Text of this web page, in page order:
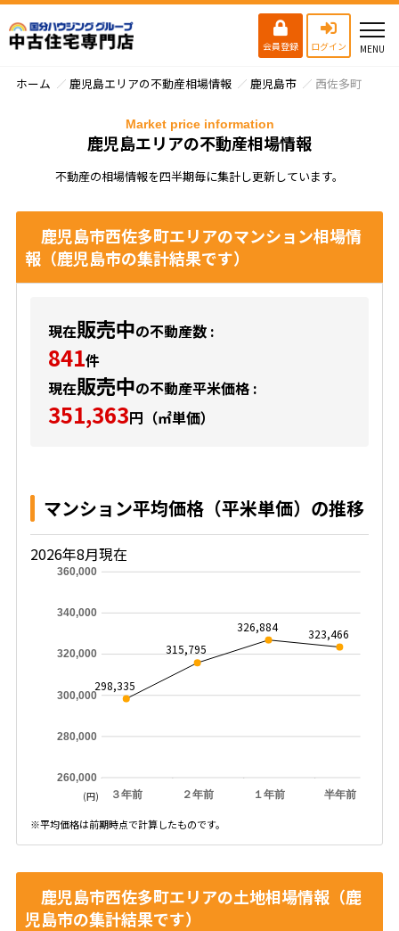
会員登録 ログイン
ホーム 鹿児島エリアの不動産相場情報 鹿児島市 西佐多町
鹿児島エリアの不動産相場情報
Market price information
不動産の相場情報を四半期毎に集計し更新しています。
鹿児島市西佐多町エリアのマンション相場情
報（鹿児島市の集計結果です）
現在販売中の不動産数 :
841件
現在販売中の不動産平米価格 :
351,363円（㎡単価）
マンション平均価格（平米単価）の推移
2026年8月現在
３年前 ２年前 １年前 半年前
260,000
280,000
300,000
320,000
340,000
360,000
298,335
315,795
326,884 323,466
(円)
※平均価格は前期時点で計算したものです。
鹿児島市西佐多町エリアの土地相場情報（鹿
児島市の集計結果です）